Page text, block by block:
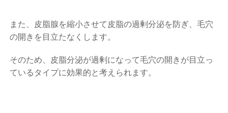
また、皮脂腺を縮小させて皮脂の過剰分泌を防ぎ、毛穴
の開きを目立たなくします。
そのため、皮脂分泌が過剰になって毛穴の開きが目立っ
ているタイプに効果的と考えられます。